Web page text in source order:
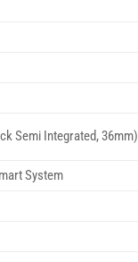
Semi Integrated, 36mm)
System